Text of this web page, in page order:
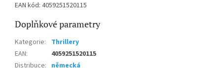
EAN kód: 4059251520115
Doplňkové parametry
Kategorie:
Thrillery
EAN:
4059251520115
Distribuce: německá